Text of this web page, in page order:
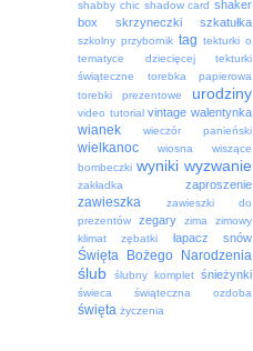
shabby chic shadow card shaker
box
skrzyneczki szkatułka
szkolny przybornik tag tekturki o
tematyce dziecięcej
tekturki
świąteczne
torebka papierowa
torebki prezentowe
urodziny
video tutorial vintage walentynka
wianek wieczór panieński
wielkanoc wiosna
wiszące
bombeczki wyniki wyzwanie
zakładka zaproszenie
zawieszka
zawieszki do
prezentów
zegary zima
zimowy
klimat
zębatki łapacz snów
Święta Bożego Narodzenia
ślub ślubny komplet śnieżynki
świeca świąteczna ozdoba
święta życzenia